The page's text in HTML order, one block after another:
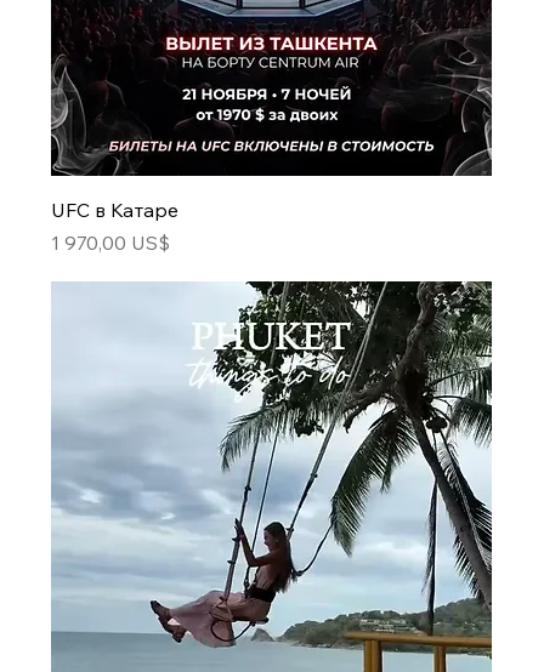
UFC в Катаре
Цена
1 970,00 US$